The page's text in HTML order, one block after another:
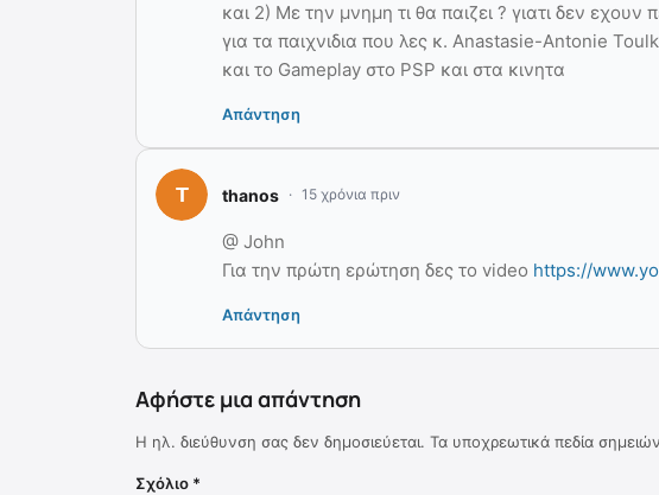
και 2) Με την μνημη τι θα παιζει ? γιατι δεν
για τα παιχνιδια που λες κ. Anastasie-Antonie
και το Gameplay στο PSP και στα κινητα
Απάντηση
thanos 15 χρόνια πριν
@ John
Για την πρώτη ερώτηση δες το video https://
Απάντηση
Αφήστε μια απάντηση
Η ηλ. διεύθυνση σας δεν δημοσιεύεται. Τα υποχρεωτικά πεδία
Σχόλιο *